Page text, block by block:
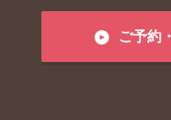
ご予約